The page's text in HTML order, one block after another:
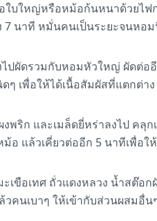
ใบใหญ่หรือหม้อก้นหนาด้วยไ
7 นาที หมั่นคนเป็นระยะจนหอ
ไปผัดรวมกับหอมหัวใหญ่ ผัดต่
ๆ เพื่อให้ได้เนื้อสัมผัสที่แตกต่าง
งพริก และเมล็ดยี่หร่าลงไป คลุ
อ แล้วเคี่ยวต่ออีก 5 นาทีเพื่อใ
เขือเทศ ถั่วแดงหลวง น้ำสต๊อ
วคนเบาๆ ให้เข้ากับส่วนผสมอื่น